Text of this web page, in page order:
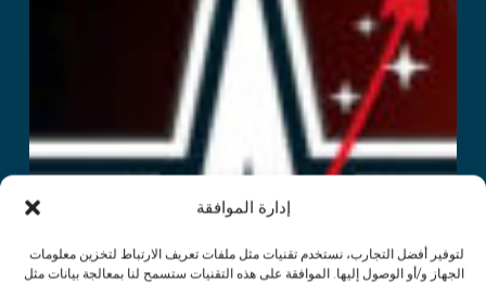
إدارة الموافقة
لتوفير أفضل التجارب، نستخدم تقنيات مثل ملفات تعريف الارتباط لتخزين معلومات
الجهاز و/أو الوصول إليها. الموافقة على هذه التقنيات ستسمح لنا بمعالجة بيانات مثل